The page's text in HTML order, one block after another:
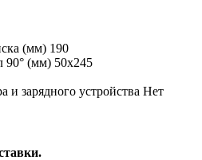
(мм) 190
90° (мм) 50х245
и зарядного устройства Нет